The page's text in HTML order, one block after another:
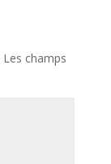
Les champs